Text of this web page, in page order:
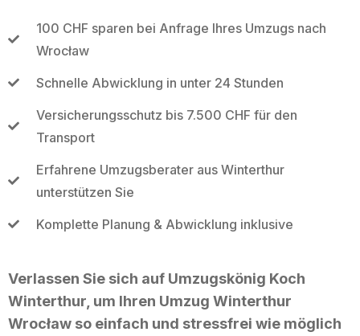
100 CHF sparen bei Anfrage Ihres Umzugs nach
Wrocław
Schnelle Abwicklung in unter 24 Stunden
Versicherungsschutz bis 7.500 CHF für den
Transport
Erfahrene Umzugsberater aus Winterthur
unterstützen Sie
Komplette Planung & Abwicklung inklusive
Verlassen Sie sich auf Umzugskönig Koch
Winterthur, um Ihren Umzug Winterthur
Wrocław so einfach und stressfrei wie möglich